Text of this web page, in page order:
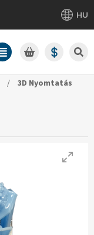
HU
/ 3D Nyomtatás